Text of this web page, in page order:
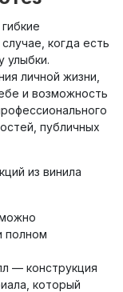
когда есть
улыбки.
личной жизни,
и возможность
публичных
из винила
полном
— конструкция
который